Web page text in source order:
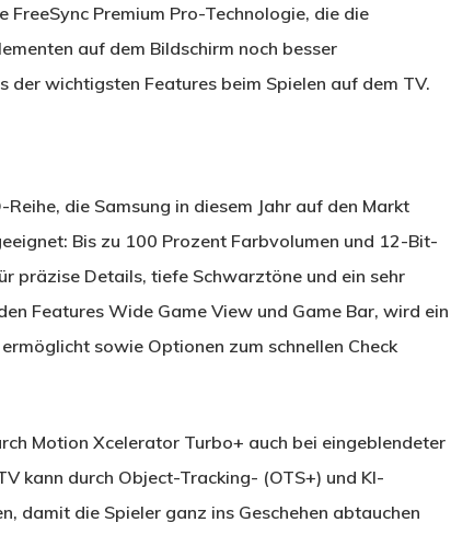
Premium Pro-Technologie, die die
auf dem Bildschirm noch besser
der wichtigsten Features beim Spielen auf dem TV.
die Samsung in diesem Jahr auf den Markt
Bis zu 100 Prozent Farbvolumen und 12-Bit-
präzise Details, tiefe Schwarztöne und ein sehr
Features Wide Game View und Game Bar, wird ein
sowie Optionen zum schnellen Check
Motion Xcelerator Turbo+ auch bei eingeblendeter
kann durch Object-Tracking- (OTS+) und KI-
damit die Spieler ganz ins Geschehen abtauchen